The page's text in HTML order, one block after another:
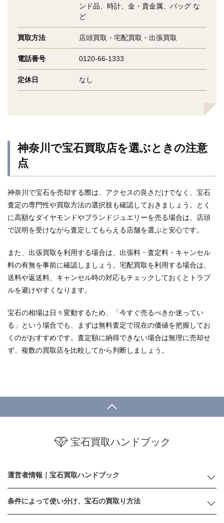
ンド品、時計、金・貴金属、バッグ な
ど
買取方法 店頭買取・宅配買取・出張買取
電話番号 0120-66-1333
定休日 なし
神奈川で宝石買取店を選ぶときの注意
点
神奈川で宝石を売却する際は、アクセスの良さだけでなく、宝石
査定の専門性や買取方法の選択肢も確認しておきましょう。とく
に高額なダイヤモンドやブランドジュエリーを売る場合は、店頭
で説明を受けながら査定してもらえる店舗を選ぶと安心です。
また、出張買取を利用する場合は、出張料・査定料・キャンセル
料の有無を事前に確認しましょう。宅配買取を利用する場合は、
送料や返送料、キャンセル時の対応もチェックしておくとトラブ
ルを避けやすくなります。
宝石の相場は日々変動するため、「今すぐ売るべきか迷ってい
る」という場合でも、まずは無料査定で現在の価値を把握してお
くのがおすすめです。査定額に納得できない場合は無理に売却せ
ず、複数の買取店を比較してから判断しましょう。
宝石買取ハンドブック
運営者情報｜宝石買取ハンドブック
条件によって使い分け、宝石の買取り方法